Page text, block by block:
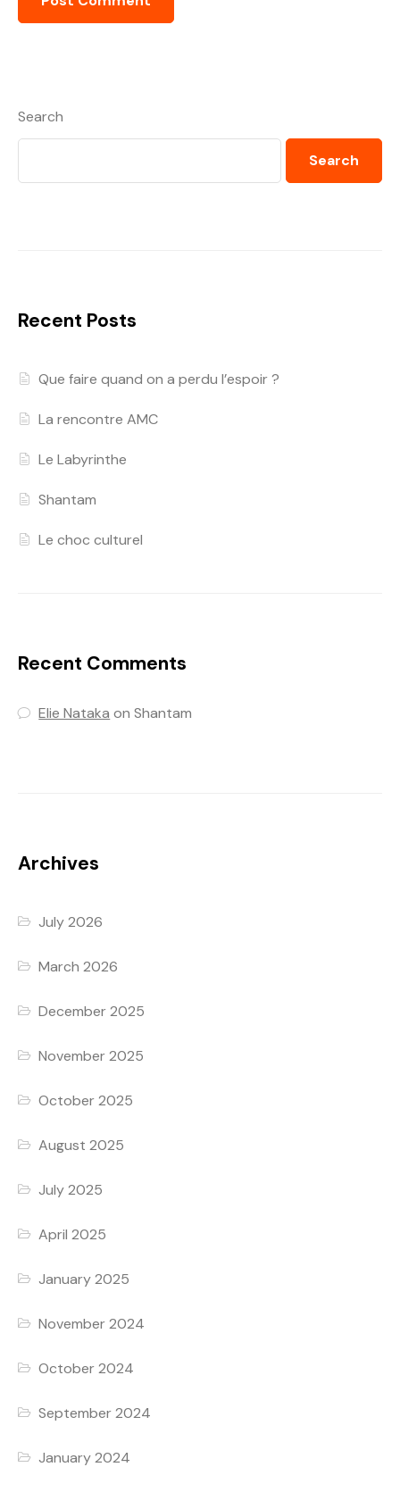
Search
Search
Recent Posts
Que faire quand on a perdu l’espoir ?
La rencontre AMC
Le Labyrinthe
Shantam
Le choc culturel
Recent Comments
Elie Nataka onShantam
Archives
July 2026
March 2026
December 2025
November 2025
October 2025
August 2025
July 2025
April 2025
January 2025
November 2024
October 2024
September 2024
January 2024